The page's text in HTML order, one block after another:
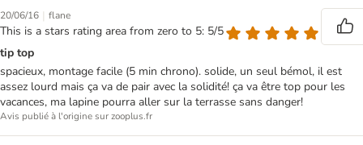
20/06/16 | flane
This is a stars rating area from zero to 5: 5/5
tip top
spacieux, montage facile (5 min chrono). solide, un seul bémol, il est
assez lourd mais ça va de pair avec la solidité! ça va être top pour les
vacances, ma lapine pourra aller sur la terrasse sans danger!
Avis publié à l'origine sur zooplus.fr